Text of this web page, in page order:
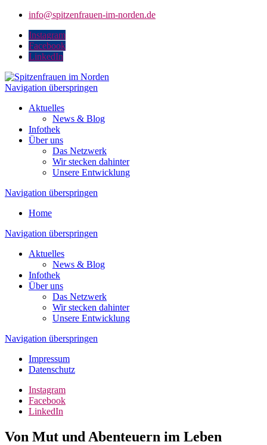
info@spitzenfrauen-im-norden.de
Instagram
Facebook
LinkedIn
Navigation überspringen
Aktuelles
News & Blog
Infothek
Über uns
Das Netzwerk
Wir stecken dahinter
Unsere Entwicklung
Navigation überspringen
Home
Navigation überspringen
Aktuelles
News & Blog
Infothek
Über uns
Das Netzwerk
Wir stecken dahinter
Unsere Entwicklung
Navigation überspringen
Impressum
Datenschutz
Instagram
Facebook
LinkedIn
Von Mut und Abenteuern im Leben